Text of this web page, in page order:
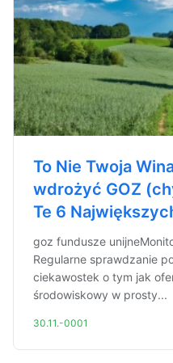
To Nie Twoja
wdrożyć GOZ
Te 6
goz fundusze
Regularne sprawdzanie
ciekawostek o tym jak
środowiskowy w prosty...
30.11.-0001